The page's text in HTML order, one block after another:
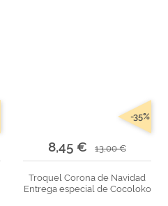
8,45 € 13,00 €
-35%
Troquel Corona de Navidad
Entrega especial de Cocoloko